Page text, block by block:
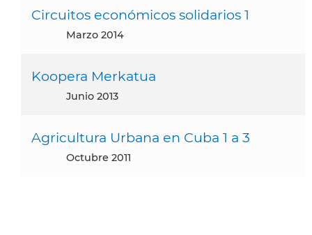
Circuitos económicos solidarios 1
marzo 2014
Koopera Merkatua
junio 2013
Agricultura Urbana en Cuba 1 a 3
octubre 2011